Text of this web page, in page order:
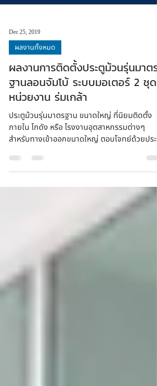
Dec 25, 2019
ผลงานทั้งหมด
ผลงานการติดตั้งประตูม้วนรุ่นมาตร
ฐานลอนจัมโบ้ ระบบมอเตอร์ 2 ชุด
หน่วยงาน ร่มเกล้า
ประตูม้วนรุ่นมาตรฐาน ขนาดใหญ่ ที่นิยมติดตั้ง
ม้วนรุ่นมาตร...